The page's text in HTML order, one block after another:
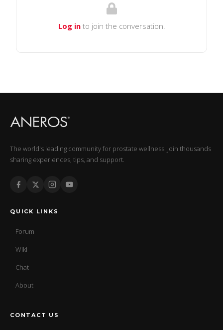
Log into join the conversation.
The world's leading community for prostate wellness. Join thousands
sharing experiences, tips, and support.
QUICK LINKS
Forum
Wiki
Chat
About
CONTACT US